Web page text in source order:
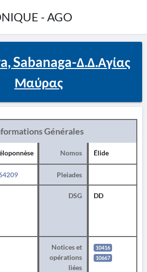
- AGO
Sabanaga-Δ.Δ.Αγίας
Μαύρας
Générales
Nomos Élide
Pleiades
DSG DD
Notices et
opérations
liées
10416
10667